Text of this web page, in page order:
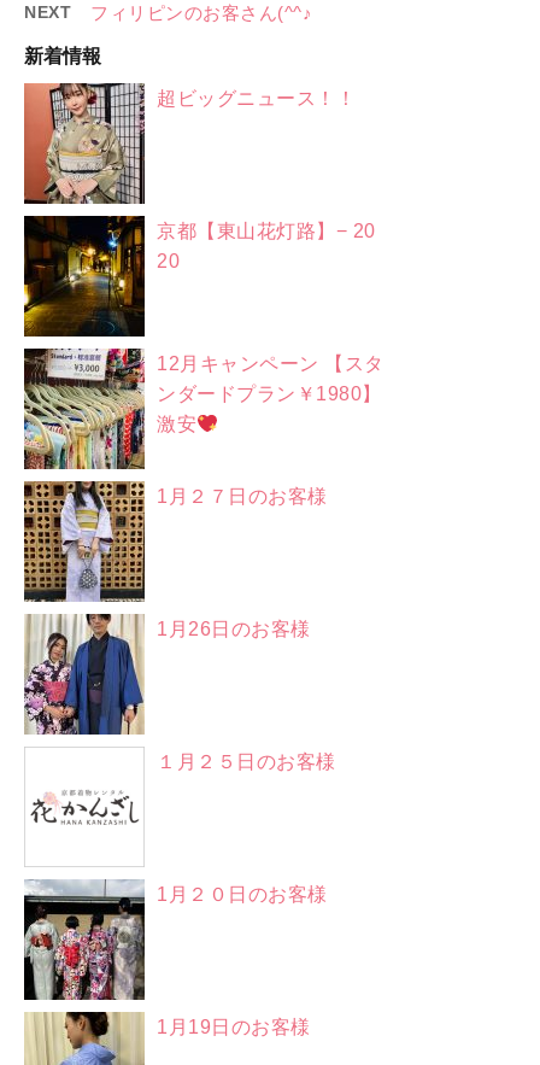
NEXT フィリピンのお客さん(^^♪
新着情報
超ビッグニュース！！
京都【東山花灯路】− 20
20
12月キャンペーン 【スタ
ンダードプラン￥1980】
激安
1月２７日のお客様
1月26日のお客様
１月２５日のお客様
1月２０日のお客様
1月19日のお客様